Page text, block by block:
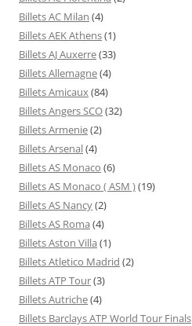
Billets AC Milan (4)
Billets AEK Athens(1)
Billets AJ Auxerre(33)
Billets Allemagne(4)
Billets Amicaux(84)
Billets Angers SCO(32)
Billets Armenie(2)
Billets Arsenal(4)
Billets AS Monaco (6)
Billets AS Monaco ( ASM )(19)
Billets AS Nancy(2)
Billets AS Roma (4)
Billets Aston Villa (1)
Billets Atletico Madrid (2)
Billets ATP Tour(3)
Billets Autriche(4)
Billets Barclays ATP World Tour Finals